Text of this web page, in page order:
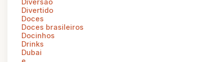
Divertido
Doces
Doces brasileiros
Docinhos
Drinks
Dubai